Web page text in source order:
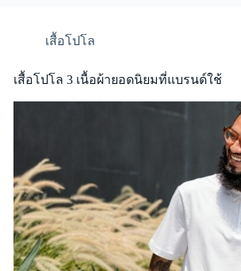
เสื้อโปโล
เสื้อโปโล 3 เนื้อผ้ายอดนิยมที่แบรนด์ใช้